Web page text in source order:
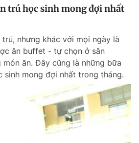
trú học sinh mong đợi nhất
nhưng khác với mọi ngày là
ăn buffet - tự chọn ở sân
ăn. Đây cũng là những bữa
sinh mong đợi nhất trong tháng.